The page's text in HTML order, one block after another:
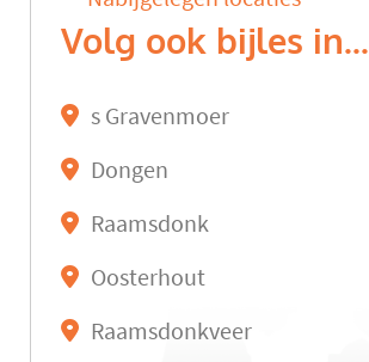
Volg ook bijles in...
s Gravenmoer
Dongen
Raamsdonk
Oosterhout
Raamsdonkveer